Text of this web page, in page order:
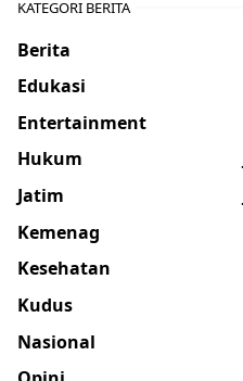
KATEGORI BERITA
Berita
Edukasi
Entertainment
Hukum
Jatim
Kemenag
Kesehatan
Kudus
Nasional